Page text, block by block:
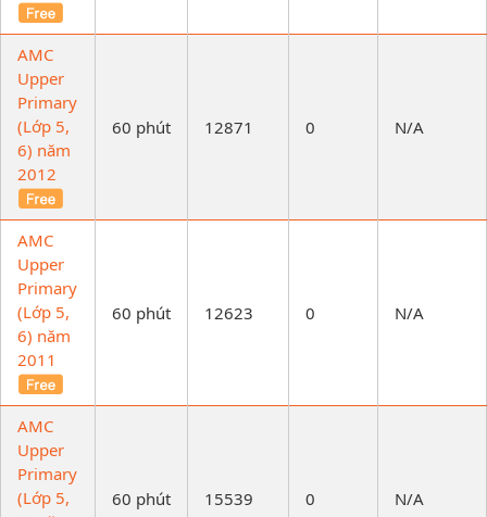
AMC
Upper
Primary
(Lớp 5,
6) năm
2012
60 phút 12871 0 N/A
AMC
Upper
Primary
(Lớp 5,
6) năm
2011
60 phút 12623 0 N/A
AMC
Upper
Primary
(Lớp 5,
60 phút 15539 0 N/A